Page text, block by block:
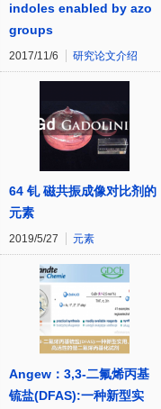
indoles enabled by azo
groups
2017/11/6 研究论文介绍
64 钆 磁共振成像对比剂的
元素
2019/5/27 元素
Angew：3,3-二氟烯丙基
锍盐(DFAS):一种新型实